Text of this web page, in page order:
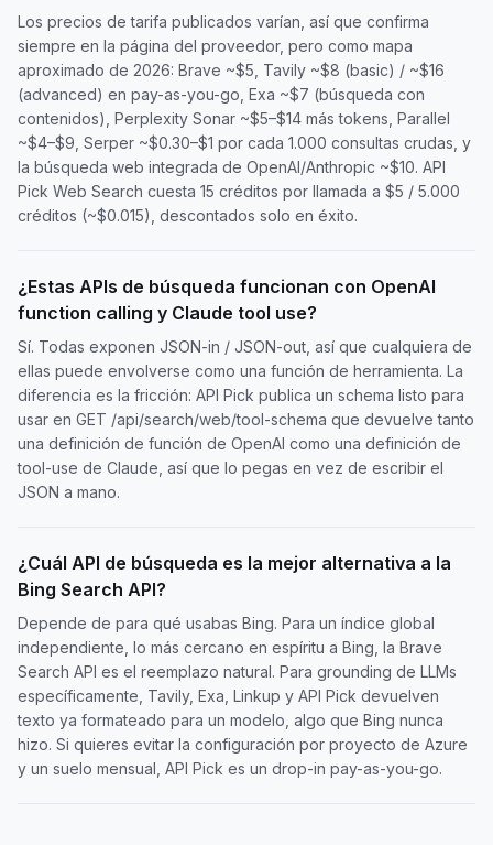
Los precios de tarifa publicados varían, así que confirma
siempre en la página del proveedor, pero como mapa
aproximado de 2026: Brave ~$5, Tavily ~$8 (basic) / ~$16
(advanced) en pay-as-you-go, Exa ~$7 (búsqueda con
contenidos), Perplexity Sonar ~$5–$14 más tokens, Parallel
~$4–$9, Serper ~$0.30–$1 por cada 1.000 consultas crudas, y
la búsqueda web integrada de OpenAI/Anthropic ~$10. API
Pick Web Search cuesta 15 créditos por llamada a $5 / 5.000
créditos (~$0.015), descontados solo en éxito.
¿Estas APIs de búsqueda funcionan con OpenAI
function calling y Claude tool use?
Sí. Todas exponen JSON-in / JSON-out, así que cualquiera de
ellas puede envolverse como una función de herramienta. La
diferencia es la fricción: API Pick publica un schema listo para
usar en GET /api/search/web/tool-schema que devuelve tanto
una definición de función de OpenAI como una definición de
tool-use de Claude, así que lo pegas en vez de escribir el
JSON a mano.
¿Cuál API de búsqueda es la mejor alternativa a la
Bing Search API?
Depende de para qué usabas Bing. Para un índice global
independiente, lo más cercano en espíritu a Bing, la Brave
Search API es el reemplazo natural. Para grounding de LLMs
específicamente, Tavily, Exa, Linkup y API Pick devuelven
texto ya formateado para un modelo, algo que Bing nunca
hizo. Si quieres evitar la configuración por proyecto de Azure
y un suelo mensual, API Pick es un drop-in pay-as-you-go.